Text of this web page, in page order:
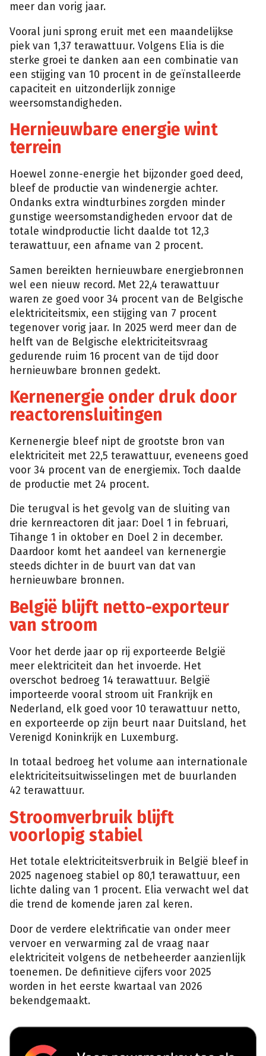
meer dan vorig jaar.
Vooral juni sprong eruit met een maandelijkse
piek van 1,37 terawattuur. Volgens Elia is die
sterke groei te danken aan een combinatie van
een stijging van 10 procent in de geïnstalleerde
capaciteit en uitzonderlijk zonnige
weersomstandigheden.
Hernieuwbare energie wint
terrein
Hoewel zonne-energie het bijzonder goed deed,
bleef de productie van windenergie achter.
Ondanks extra windturbines zorgden minder
gunstige weersomstandigheden ervoor dat de
totale windproductie licht daalde tot 12,3
terawattuur, een afname van 2 procent.
Samen bereikten hernieuwbare energiebronnen
wel een nieuw record. Met 22,4 terawattuur
waren ze goed voor 34 procent van de Belgische
elektriciteitsmix, een stijging van 7 procent
tegenover vorig jaar. In 2025 werd meer dan de
helft van de Belgische elektriciteitsvraag
gedurende ruim 16 procent van de tijd door
hernieuwbare bronnen gedekt.
Kernenergie onder druk door
reactorensluitingen
Kernenergie bleef nipt de grootste bron van
elektriciteit met 22,5 terawattuur, eveneens goed
voor 34 procent van de energiemix. Toch daalde
de productie met 24 procent.
Die terugval is het gevolg van de sluiting van
drie kernreactoren dit jaar: Doel 1 in februari,
Tihange 1 in oktober en Doel 2 in december.
Daardoor komt het aandeel van kernenergie
steeds dichter in de buurt van dat van
hernieuwbare bronnen.
België blijft netto-exporteur
van stroom
Voor het derde jaar op rij exporteerde België
meer elektriciteit dan het invoerde. Het
overschot bedroeg 14 terawattuur. België
importeerde vooral stroom uit Frankrijk en
Nederland, elk goed voor 10 terawattuur netto,
en exporteerde op zijn beurt naar Duitsland, het
Verenigd Koninkrijk en Luxemburg.
In totaal bedroeg het volume aan internationale
elektriciteitsuitwisselingen met de buurlanden
42 terawattuur.
Stroomverbruik blijft
voorlopig stabiel
Het totale elektriciteitsverbruik in België bleef in
2025 nagenoeg stabiel op 80,1 terawattuur, een
lichte daling van 1 procent. Elia verwacht wel dat
die trend de komende jaren zal keren.
Door de verdere elektrificatie van onder meer
vervoer en verwarming zal de vraag naar
elektriciteit volgens de netbeheerder aanzienlijk
toenemen. De definitieve cijfers voor 2025
worden in het eerste kwartaal van 2026
bekendgemaakt.